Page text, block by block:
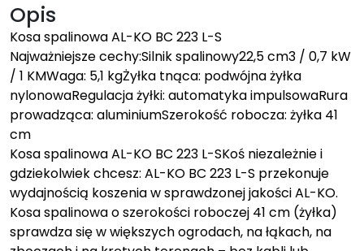
Opis
Kosa spalinowa AL-KO BC 223 L-S
Najważniejsze cechy:Silnik spalinowy22,5 cm3 / 0,7 kW
/ 1 KMWaga: 5,1 kgŻyłka tnąca: podwójna żyłka
nylonowaRegulacja żyłki: automatyka impulsowaRura
prowadząca: aluminiumSzerokość robocza: żyłka 41
cm
Kosa spalinowa AL-KO BC 223 L-SKoś niezależnie i
gdziekolwiek chcesz: AL-KO BC 223 L-S przekonuje
wydajnością koszenia w sprawdzonej jakości AL-KO.
Kosa spalinowa o szerokości roboczej 41 cm (żyłka)
sprawdza się w większych ogrodach, na łąkach, na